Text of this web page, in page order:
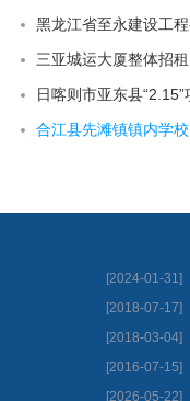
三亚城运大厦整体招租
合江县先滩镇镇内学
[2024-01-31]
[2018-07-17]
[2018-03-04]
[2016-07-15]
[2026-05-22]